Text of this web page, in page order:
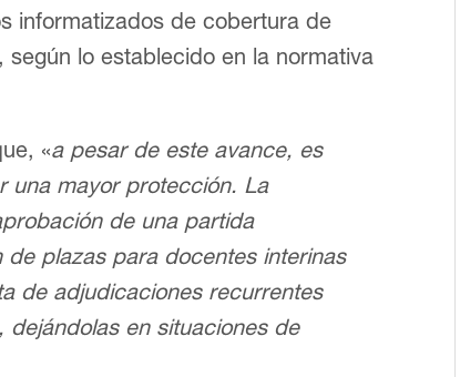
informatizados de cobertura de
lo establecido en la normativa
«a pesar de este avance, es
una mayor protección. La
de una partida
plazas para docentes interinas
de adjudicaciones recurrentes
en situaciones de